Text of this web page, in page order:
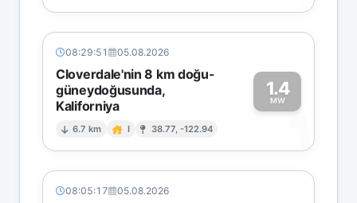
08:29:51 05.08.2026
Cloverdale'nin 8 km doğu-
güneydoğusunda,
Kaliforniya
6.7 km I 38.77, -122.94
1.4
MW
1
08:05:17 05.08.2026